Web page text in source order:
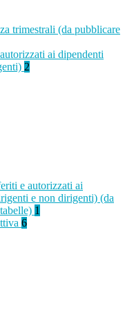
trimestrali (da pubblicare
ai dipendenti
2
e autorizzati ai
e non dirigenti) (da
1
6